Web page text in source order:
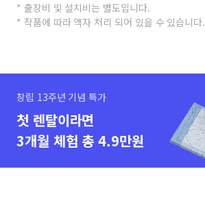
* 출장비 및 설치비는 별도입니다.
* 작품에 따라 액자 처리 되어 있을 수 있습니다.
창립 13주년 기념 특가
첫 렌탈이라면
3개월 체험 총 4.9만원